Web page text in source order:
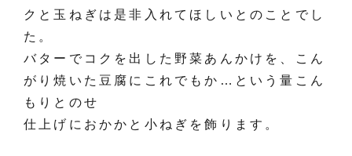
クと玉ねぎは是非入れてほしいとのことでし
た。
バターでコクを出した野菜あんかけを、こん
がり焼いた豆腐にこれでもか…という量こん
もりとのせ
仕上げにおかかと小ねぎを飾ります。